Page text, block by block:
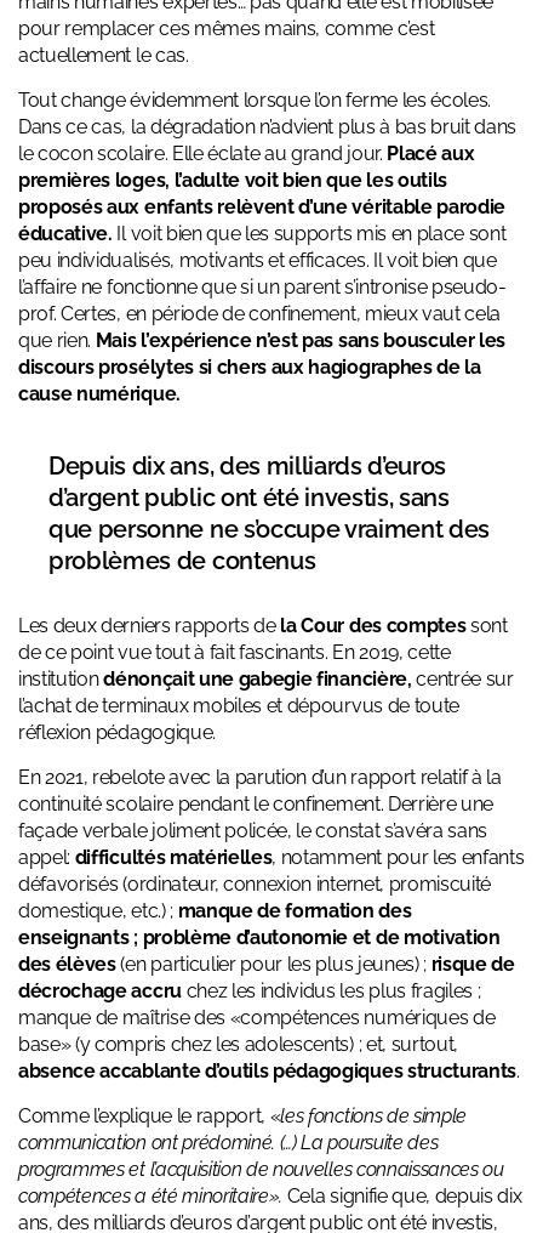
pour remplacer ces mêmes mains, comme c’est
actuellement le cas.
Tout change évidemment lorsque l’on ferme les écoles.
Dans ce cas, la dégradation n’advient plus à bas bruit dans
le cocon scolaire. Elle éclate au grand jour. Placé aux
premières loges, l’adulte voit bien que les outils
proposés aux enfants relèvent d’une véritable parodie
éducative. Il voit bien que les supports mis en place sont
peu individualisés, motivants et efficaces. Il voit bien que
l’affaire ne fonctionne que si un parent s’intronise pseudo-
prof. Certes, en période de confinement, mieux vaut cela
que rien. Mais l’expérience n’est pas sans bousculer les
discours prosélytes si chers aux hagiographes de la
cause numérique.
Depuis dix ans, des milliards d’euros
d’argent public ont été investis, sans
que personne ne s’occupe vraiment des
problèmes de contenus
Les deux derniers rapports de la Cour des comptessont
de ce point vue tout à fait fascinants. En 2019, cette
institutiondénonçait une gabegie financière, centrée sur
l’achat de terminaux mobiles et dépourvus de toute
réflexion pédagogique.
En 2021, rebelote avec la parution d’un rapport relatif à la
continuité scolaire pendant le confinement. Derrière une
façade verbale joliment policée, le constat s’avéra sans
appel: difficultés matérielles, notamment pour les enfants
défavorisés (ordinateur, connexion internet, promiscuité
domestique, etc.) ; manque de formation des
enseignants ; problème d’autonomie et de motivation
des élèves(en particulier pour les plus jeunes) ; risque de
décrochage accruchez les individus les plus fragiles ;
manque de maîtrise des «compétences numériques de
base» (y compris chez les adolescents) ; et, surtout,
absence accablante d’outils pédagogiques structurants.
Comme l’explique le rapport, «les fonctions de simple
communication ont prédominé. (…) La poursuite des
programmes et l’acquisition de nouvelles connaissances ou
compétences a été minoritaire». Cela signifie que, depuis dix
ans, des milliards d’euros d’argent public ont été investis,